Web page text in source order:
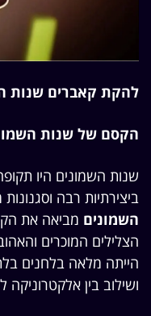
להקת קאברים שנות
הקסם של שנות
שנות השמונים היו
ביצירתיות רבה וסגנונות
השמונים מביאה את
הצלילים המוכרים
הייתה מלאה בלחנים
ושילוב בין אלקטרוניקה